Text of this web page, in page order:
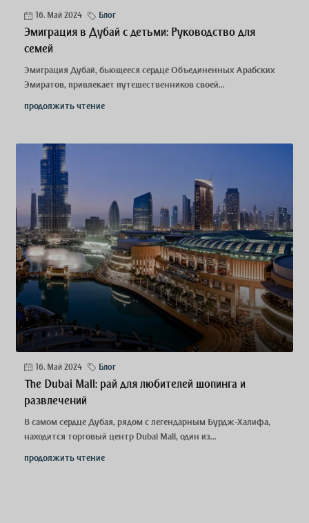
16. Май 2024 Блог
Эмиграция в Дубай с детьми: Руководство для
семей
Эмиграция Дубай, бьющееся сердце Объединенных Арабских
Эмиратов, привлекает путешественников своей...
продолжить чтение
16. Май 2024 Блог
The Dubai Mall: рай для любителей шопинга и
развлечений
В самом сердце Дубая, рядом с легендарным Бурдж-Халифа,
находится торговый центр Dubai Mall, один из...
продолжить чтение